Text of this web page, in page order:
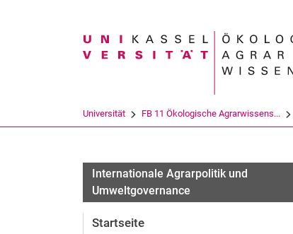
Suchbegriff
Universität FB 11 Ökologische Agrarwissens...
Internationale Agrarpolitik und
Umweltgovernance
Startseite